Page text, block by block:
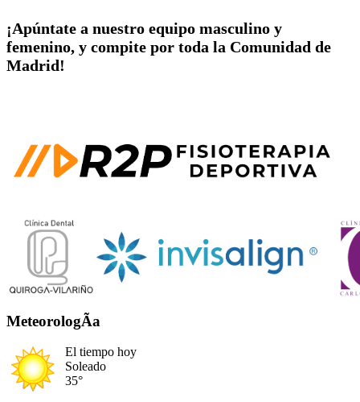
¡Apúntate a nuestro equipo masculino y
femenino, y compite por toda la Comunidad de
Madrid!
MeteorologÃ­a
El tiempo hoy
Soleado
35°